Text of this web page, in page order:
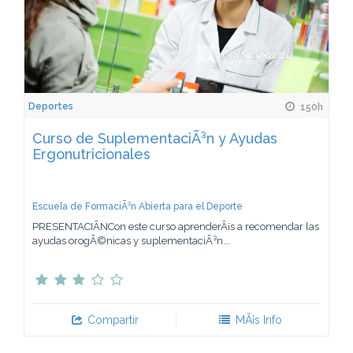
Deportes 150h
Curso de SuplementaciÃ³n y Ayudas
Ergonutricionales
Escuela de FormaciÃ³n Abierta para el Deporte
PRESENTACIÃNCon este curso aprenderÃ¡s a recomendar las
ayudas orogÃ©nicas y suplementaciÃ³n...
Compartir MÃ¡s Info